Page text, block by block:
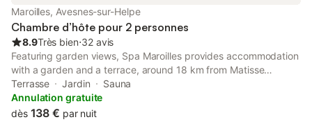
Maroilles, Avesnes-sur-Helpe
Chambre d’hôte pour 2 personnes
8.9Très bien⋅32 avis
Featuring garden views, Spa Maroilles provides accommodation
with a garden and a terrace, around 18 km from Matisse
Museum. With inner courtyard views, this accommodation offers
a patio.
Terrasse Jardin
Sauna
Annulation gratuite
dès 138 € par nuit